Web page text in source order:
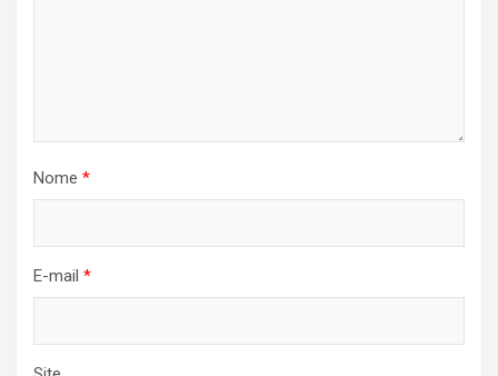
Nome *
E-mail *